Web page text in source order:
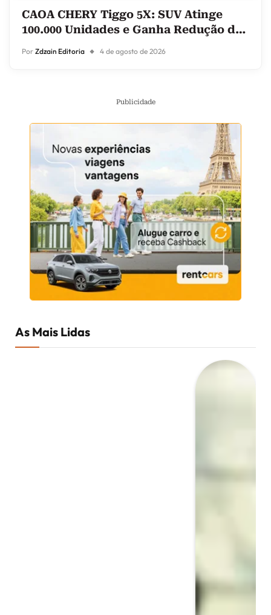
CAOA CHERY Tiggo 5X: SUV Atinge
100.000 Unidades e Ganha Redução de
Por Zdzain Editoria 4 de agosto de 2026
Publicidade
As Mais Lidas